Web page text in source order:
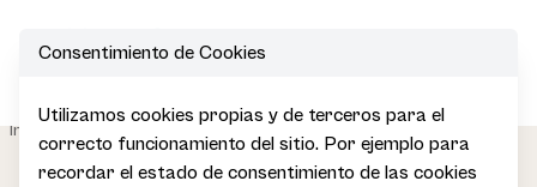
Inicio Sala de Prensa Galería Multimedia
Consentimiento de Cookies
Utilizamos cookies propias y de terceros para el
correcto funcionamiento del sitio. Por ejemplo para
recordar el estado de consentimiento de las cookies